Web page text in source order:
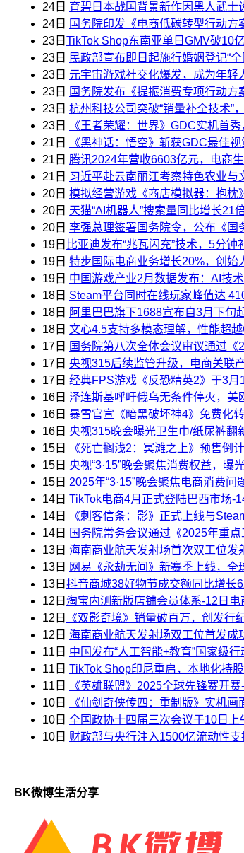
24日 育碧日本战国背景新作因黑人武
24日
国务院印发《电商低碳转型行动
23日 ​TikTok Shop东南亚单日GMV破10
23日
民政部宣布即日起施行婚姻登记“
23日 元宇宙游戏社交化爆发，成为年轻
23日
国务院发布《提振消费专项行动
23日 杭州科技公司突破“销量补全技术”
23日
《王者荣耀：世界》GDC实机首
21日
《黑神话：悟空》斩获GDC最佳
21日 腾讯2024年营收6603亿元，电商
21日 习近平赴云南丽江考察特色农业与
20日 模拟经营游戏《商店模拟器：抱
20日 天猫“AI机器人”搜索量同比增长21
20日 李强总理签署国务院令，公布《
19日 比亚迪发布“兆瓦闪充”技术，5分
19日 特步国际电商业务增长20%，创始
19日 中国游戏产业2月数据发布：AI技
18日 Steam平台同时在线玩家峰值达
18日
阿里巴巴旗下1688宣布自3月下旬
18日 文心4.5支持多模态理解，性能超
17日
国务院第八次全体会议审议通过
17日 央视315后续监管升级，电商关联
17日 经典FPS游戏《反恐精英2》于3
16日 泽连斯基呼吁俄乌无条件停火，美​
16日 暴雪官宣《暗黑破坏神4》免费化
16日 央视315晚会曝光卫生巾/纸尿裤翻
15日
《死亡搁浅2：冥滩之上》预售倒
15日 央视“3·15”晚会聚焦消费权益，曝
15日 2025年“3·15”晚会聚焦电商消费
14日 TikTok电商4月正式登陆巴西市场-
14日
《刺客信条：影》正式上线与
14日
国务院常务会议通过《2025年重
13日 海南商业航天发射场首次双工位发
13日
网易《永劫无间》新赛季上线，
13日 抖音商城38好物节成交额同比增长
12日 淘宝内测新版店铺会员体系-12日电
12日
《双影奇境》销量破百万，创发行
12日 海南商业航天发射场双工位首发成
11日 中国发布“人工智能+教育”国家级
11日 TikTok Shop印尼重启，本地化持
11日
《英雄联盟》2025全球先锋赛开
10日
《仙剑奇侠传四：重制版》实机
10日 全国政协十四届三次会议于10日
10日 财政部与央行注入1500亿流动性
BK微博生活分享